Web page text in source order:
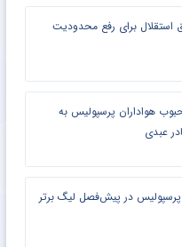
استقلال برای رفع محدودیت
هواداران پرسپولیس به
عبدی
در پیش‌فصل لیگ برتر